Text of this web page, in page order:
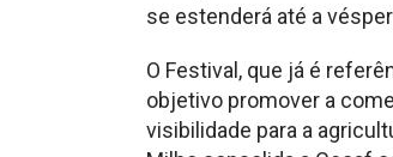
se estenderá até a
O Festival, que já é
objetivo promover a
visibilidade para a